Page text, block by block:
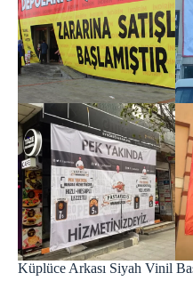
Küplüce Arkası Siyah Vinil